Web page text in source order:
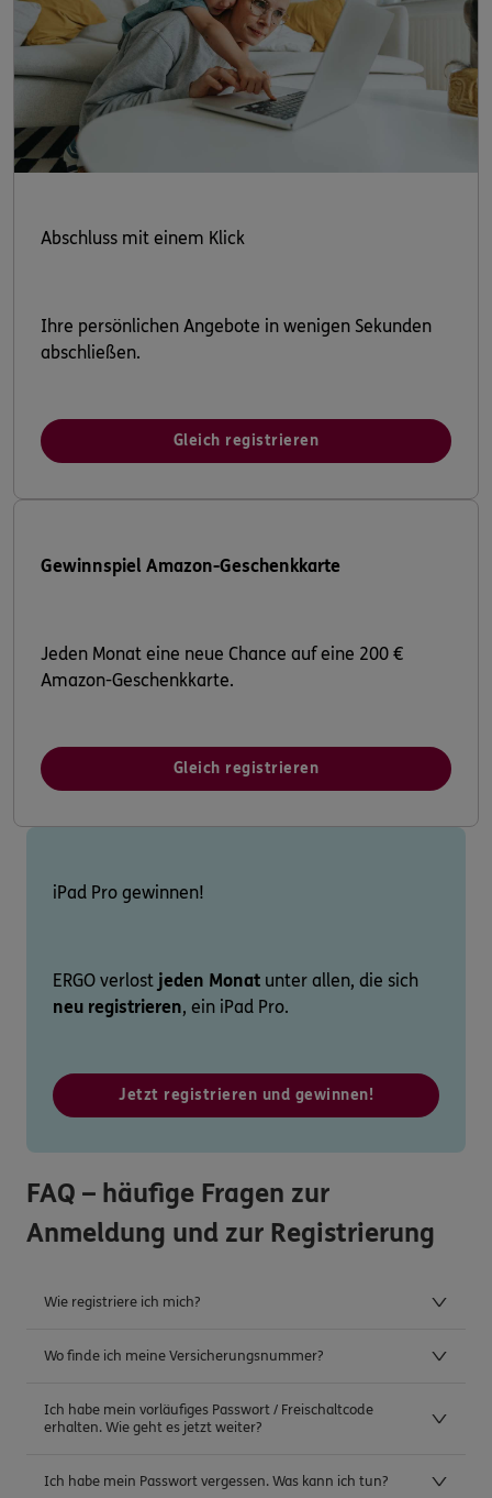
Abschluss mit einem Klick
Ihre persönlichen Angebote in wenigen Sekunden
abschließen.
Gleich registrieren
Gewinnspiel Amazon-Geschenkkarte
Jeden Monat eine neue Chance auf eine 200 €
Amazon-Geschenkkarte.
Gleich registrieren
iPad Pro gewinnen!
ERGO verlost jeden Monat unter allen, die sich
neu registrieren, ein iPad Pro.
Jetzt registrieren und gewinnen!
FAQ – häufige Fragen zur
Anmeldung und zur Registrierung
Wie registriere ich mich?
Wo finde ich meine Versicherungsnummer?
Ich habe mein vorläufiges Passwort / Freischaltcode
erhalten. Wie geht es jetzt weiter?
Ich habe mein Passwort vergessen. Was kann ich tun?